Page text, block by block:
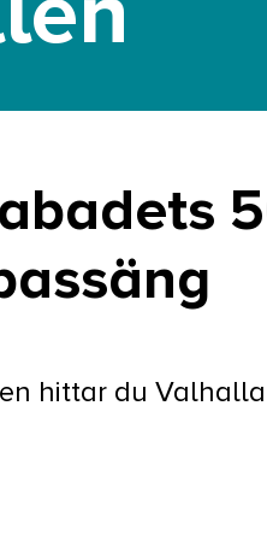
hittar du